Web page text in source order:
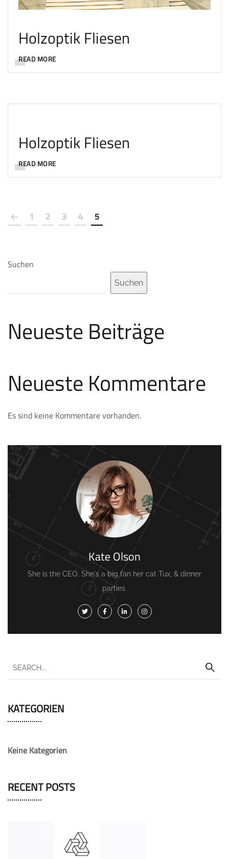
Holzoptik Fliesen
READ MORE
Holzoptik Fliesen
READ MORE
1 2 3 4 5
Suchen
Suchen
Neueste Beiträge
Neueste Kommentare
Es sind keine Kommentare vorhanden.
Kate Olson
She is the CEO. She's a big fan her cat Tux, & dinner
parties.
KATEGORIEN
Keine Kategorien
RECENT POSTS